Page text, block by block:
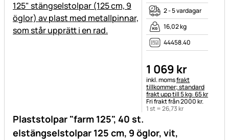
Plaststolpar "farm 125", 40 st.
elstängselstolpar 125 cm, 9 öglor, vit,
2 - 5 vardagar
16,02 kg
44458.40
1 069 kr
Skatteinformation:
inkl. momsfrakt
tillkommer; standard
frakt upp till 5 kg: 65 kr
Fri frakt från 2000 kr.
1 st =26,73kr